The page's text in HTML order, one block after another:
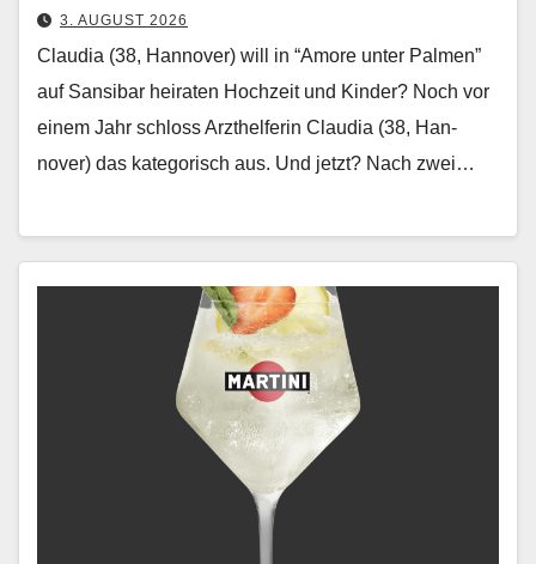
3. AUGUST 2026
Claudia (38, Hannover) will in “Amore unter Palmen”
auf Sansibar heiraten Hochzeit und Kinder? Noch vor
einem Jahr schloss Arzthelferin Clau­dia (38, Han­
nover) das kat­e­gorisch aus. Und jet­zt? Nach zwei…